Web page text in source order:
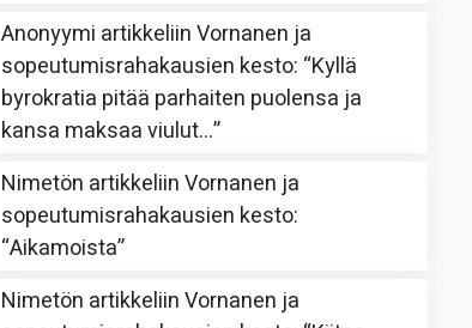
Anonyymi artikkeliinVornanen ja
sopeutumisrahakausien kesto: “Kyllä
byrokratia pitää parhaiten puolensa ja
kansa maksaa viulut…”
Nimetön artikkeliinVornanen ja
sopeutumisrahakausien kesto:
“Aikamoista”
Nimetön artikkeliinVornanen ja